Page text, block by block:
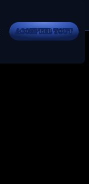
ACCEPTER TOUT